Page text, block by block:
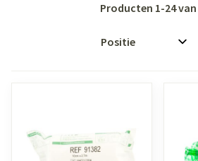
Producten 1-24van
Sorteer op: